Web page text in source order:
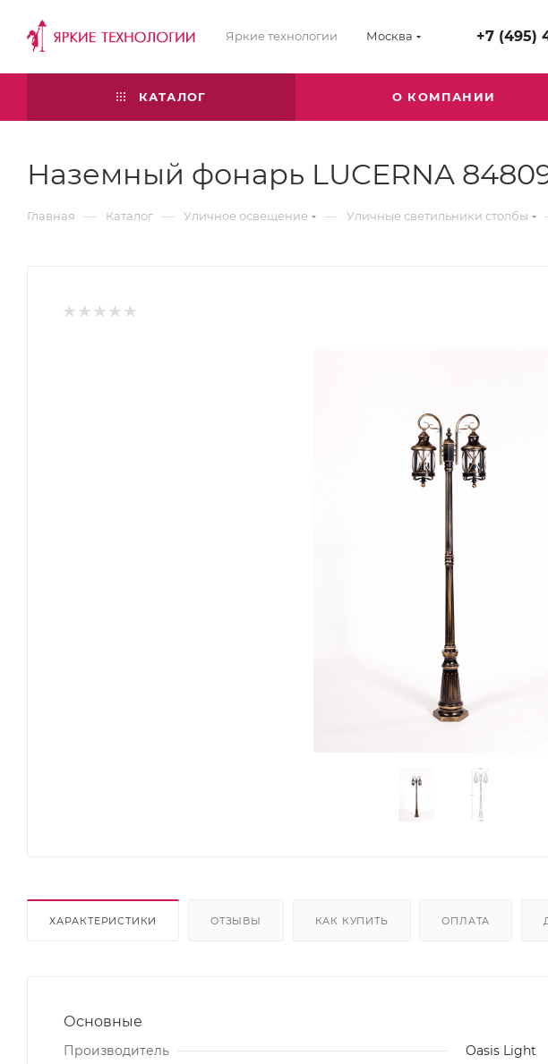
Яркие технологии Москва +7 (495)
КАТАЛОГ О КОМПАНИИ
Наземный фонарь LUCERNA
Главная — Каталог — Уличное освещение — Уличные светильники столбы
ХАРАКТЕРИСТИКИ ОТЗЫВЫ КАК КУПИТЬ ОПЛАТА
Основные
Производитель
Oasis Light